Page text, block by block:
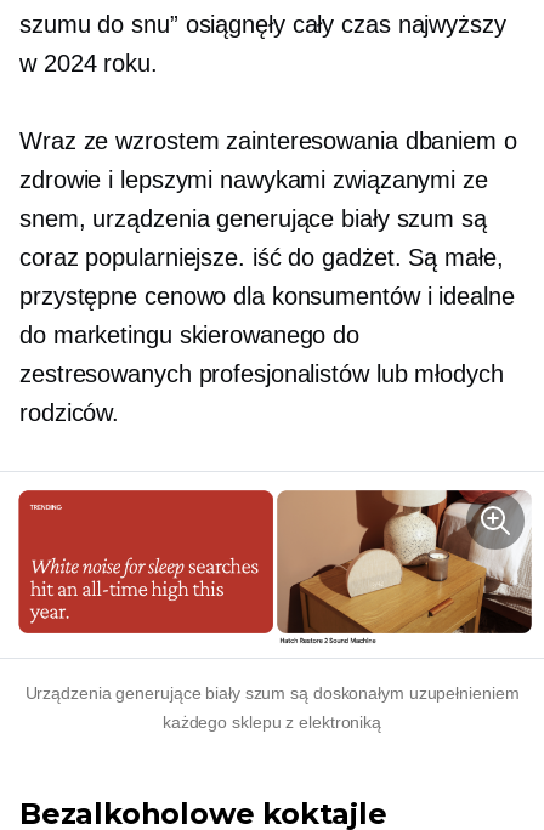
szumu do snu” osiągnęły cały czasnajwyższy
w 2024 roku.
Wraz ze wzrostem zainteresowania dbaniem o
zdrowie i lepszymi nawykami związanymi ze
snem, urządzenia generujące biały szum są
coraz popularniejsze. iść do gadżet. Są małe,
przystępne cenowo dla konsumentów i idealne
do marketingu skierowanego do
zestresowanych profesjonalistów lub młodych
rodziców.
Urządzenia generujące biały szum są doskonałym uzupełnieniem
każdego sklepu z elektroniką
Bezalkoholowe koktajle